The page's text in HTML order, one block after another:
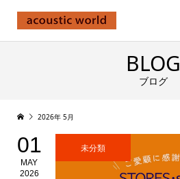
BLOG
ブログ
2026年 5月
01
MAY
2026
未分類